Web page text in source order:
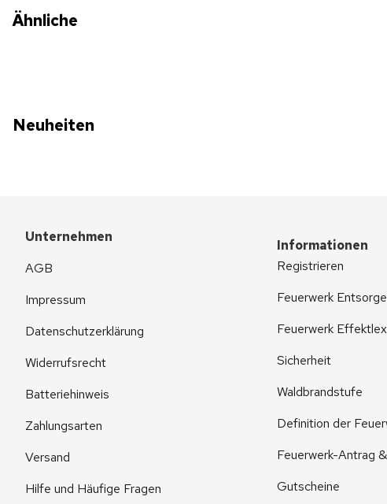
Ähnliche
Neuheiten
Unternehmen
AGB
Impressum
Datenschutzerklärung
Widerrufsrecht
Batteriehinweis
Zahlungsarten
Versand
Hilfe und Häufige Fragen
Informationen
Registrieren
Feuerwerk
Feuerwerk
Sicherheit
Waldbrandstufe
Definition der
Feuerwerk-Antrag
Gutscheine